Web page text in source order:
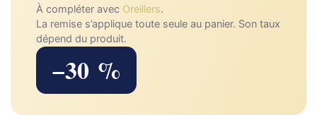
À compléter avec Oreillers.
La remise s’applique toute seule au panier. Son taux
dépend du produit.
−30 %